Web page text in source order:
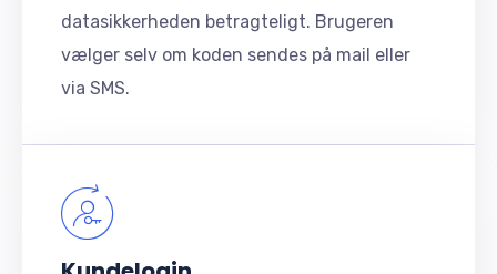
datasikkerheden betragteligt. Brugeren
vælger selv om koden sendes på mail eller
via SMS.